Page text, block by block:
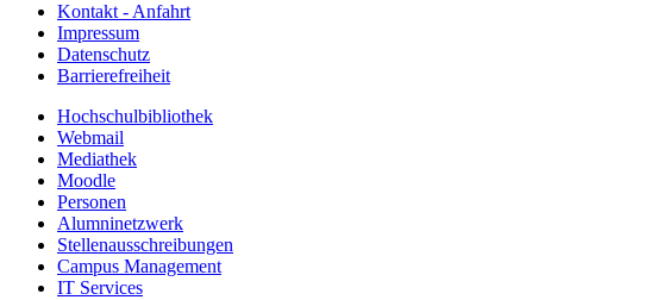
Kontakt - Anfahrt
Impressum
Datenschutz
Barrierefreiheit
Hochschulbibliothek
Webmail
Mediathek
Moodle
Personen
Alumninetzwerk
Stellenausschreibungen
Campus Management
IT Services